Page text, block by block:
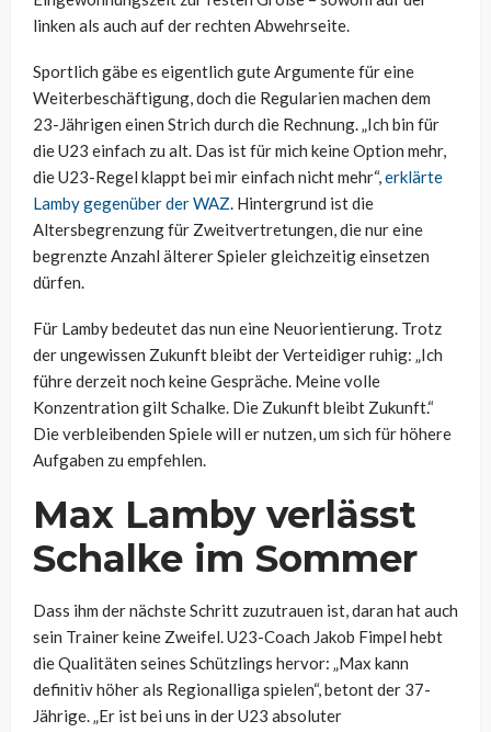
linken als auch auf der rechten Abwehrseite.
Sportlich gäbe es eigentlich gute Argumente für eine
Weiterbeschäftigung, doch die Regularien machen dem
23-Jährigen einen Strich durch die Rechnung. „Ich bin für
die U23 einfach zu alt. Das ist für mich keine Option mehr,
die U23-Regel klappt bei mir einfach nicht mehr“,erklärte
Lamby gegenüber der WAZ. Hintergrund ist die
Altersbegrenzung für Zweitvertretungen, die nur eine
begrenzte Anzahl älterer Spieler gleichzeitig einsetzen
dürfen.
Für Lamby bedeutet das nun eine Neuorientierung. Trotz
der ungewissen Zukunft bleibt der Verteidiger ruhig: „Ich
führe derzeit noch keine Gespräche. Meine volle
Konzentration gilt Schalke. Die Zukunft bleibt Zukunft.“
Die verbleibenden Spiele will er nutzen, um sich für höhere
Aufgaben zu empfehlen.
Max Lamby verlässt
Schalke im Sommer
Dass ihm der nächste Schritt zuzutrauen ist, daran hat auch
sein Trainer keine Zweifel. U23-Coach Jakob Fimpel hebt
die Qualitäten seines Schützlings hervor: „Max kann
definitiv höher als Regionalliga spielen“, betont der 37-
Jährige. „Er ist bei uns in der U23 absoluter